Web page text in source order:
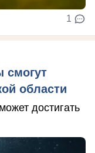
1
смогут
области
достигать